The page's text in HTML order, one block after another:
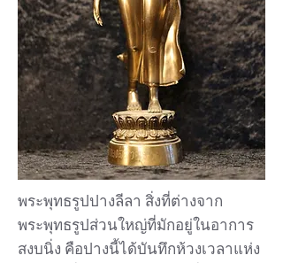
พระพุทธรูปปางลีลา สิ่งที่ต่างจาก
พระพุทธรูปส่วนใหญ่ที่มักอยู่ในอาการ
สงบนิ่ง คือปางนี้ได้บันทึกห้วงเวลาแห่ง